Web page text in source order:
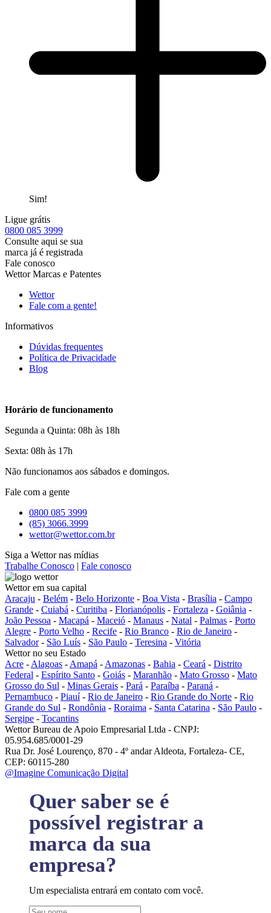
Sim!
Ligue grátis
0800 085 3999
Consulte aqui se sua
marca já é registrada
Fale conosco
Wettor Marcas e Patentes
Wettor
Fale com a gente!
Informativos
Dúvidas frequentes
Política de Privacidade
Blog
Horário de funcionamento
Segunda a Quinta: 08h às 18h
Sexta: 08h às 17h
Não funcionamos aos sábados e domingos.
Fale com a gente
0800 085 3999
(85) 3066.3999
wettor@wettor.com.br
Siga a Wettor nas mídias
Trabalhe Conosco | Fale conosco
Wettor em sua capital
Aracaju - Belém - Belo Horizonte - Boa Vista - Brasília - Campo
Grande - Cuiabá - Curitiba - Florianópolis - Fortaleza - Goiânia -
João Pessoa - Macapá - Maceió - Manaus - Natal - Palmas - Porto
Alegre - Porto Velho - Recife - Rio Branco - Rio de Janeiro -
Salvador- São Luís - São Paulo - Teresina - Vitória
Wettor no seu Estado
Acre - Alagoas - Amapá - Amazonas - Bahia - Ceará - Distrito
Federal - Espírito Santo - Goiás - Maranhão - Mato Grosso - Mato
Grosso do Sul - Minas Gerais - Pará - Paraíba - Paraná -
Pernambuco - Piauí- Rio de Janeiro - Rio Grande do Norte - Rio
Grande do Sul - Rondônia - Roraima - Santa Catarina - São Paulo -
Sergipe - Tocantins
Wettor Bureau de Apoio Empresarial Ltda - CNPJ:
05.954.685/0001-29
Rua Dr. José Lourenço, 870 - 4º andar Aldeota, Fortaleza- CE,
CEP: 60115-280
@Imagine Comunicação Digital
Quer saber se é
possível registrar a
marca da sua
empresa?
Um especialista entrará em contato com você.